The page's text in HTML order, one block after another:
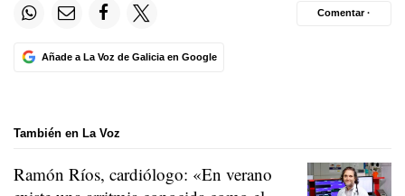
Añade a La Voz de Galicia en Google
Comentar ·
También en La Voz
Ramón Ríos, cardiólogo: «En verano